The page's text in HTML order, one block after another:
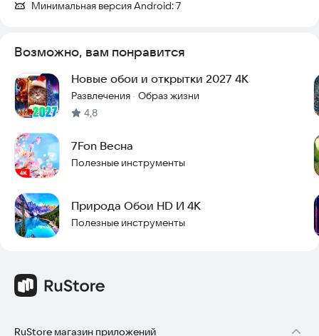
Минимальная версия Android:7
Возможно, вам понравится
Новые обои и открытки 2027 4K
Развлечения · Образ жизни
4,8
7Fon Весна
Полезные инструменты
Природа Обои HD И 4K
Полезные инструменты
RuStore магазин приложений